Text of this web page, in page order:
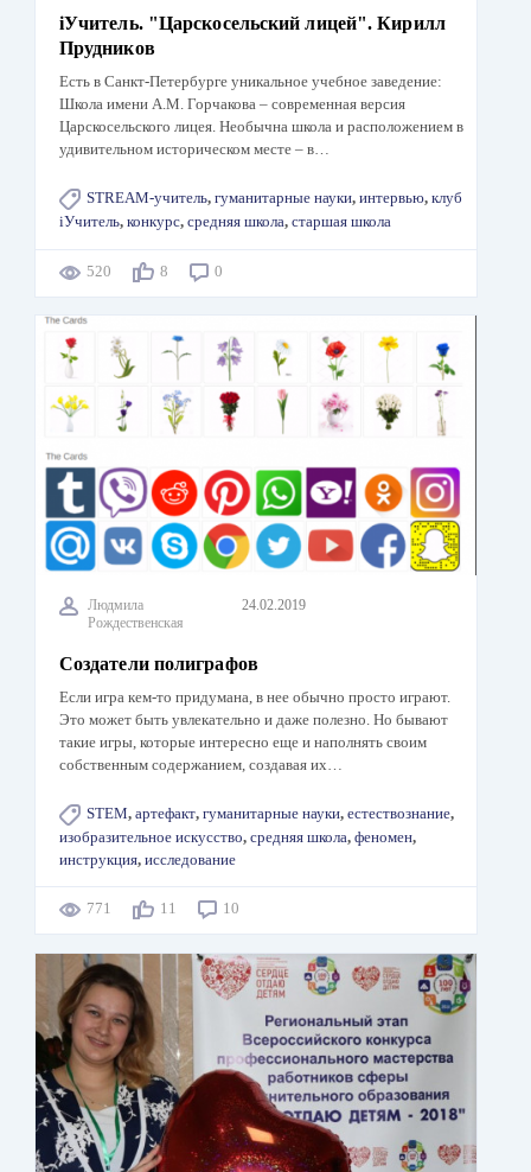
iУчитель. "Царскосельский лицей". Кирилл
Прудников
Есть в Санкт-Петербурге уникальное учебное заведение:
Школа имени А.М. Горчакова – современная версия
Царскосельского лицея. Необычна школа и расположением в
удивительном историческом месте – в…
STREAM-учитель, гуманитарные науки, интервью, клуб
iУчитель, конкурс, средняя школа, старшая школа
520 8 0
Людмила
Рождественская
24.02.2019
Создатели полиграфов
Если игра кем-то придумана, в нее обычно просто играют.
Это может быть увлекательно и даже полезно. Но бывают
такие игры, которые интересно еще и наполнять своим
собственным содержанием, создавая их…
STEM, артефакт, гуманитарные науки, естествознание,
изобразительное искусство, средняя школа, феномен,
инструкция, исследование
771 11 10